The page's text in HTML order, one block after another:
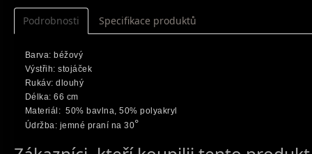
Podrobnosti Specifikace produktů
Barva: béžový
Výstřih: stojáček
Rukáv: dlouhý
Délka: 66 cm
Materiál: 50% bavlna, 50% polyakryl
Údržba: jemné praní na 30°